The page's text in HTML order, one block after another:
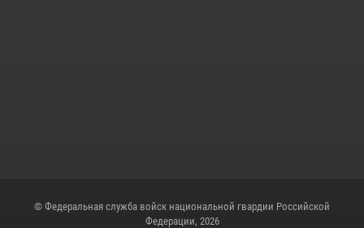
© Федеральная служба войск национальной гвардии Российской
Федерации, 2026